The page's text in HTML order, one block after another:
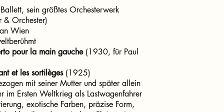
sein größtes Orchesterwerk
Orchester)
Wien
pour la main gauche(1930, für Paul
et les sortilèges(1925)
mit seiner Mutter und später allein
im Ersten Weltkrieg als Lastwagenfahrer
exotische Farben, präzise Form,